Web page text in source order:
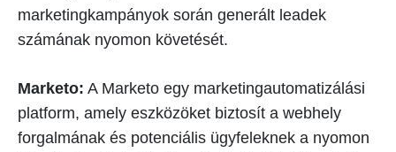
marketingkampányok során generált leadek
számának nyomon követését.
Marketo: A Marketo egy marketingautomatizálási
platform, amely eszközöket biztosít a webhely
forgalmának és potenciális ügyfeleknek a nyomon